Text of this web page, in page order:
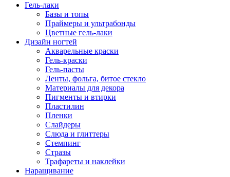
Гель-лаки
Базы и топы
Праймеры и ультрабонды
Цветные гель-лаки
Дизайн ногтей
Акварельные краски
Гель-краски
Гель-пасты
Ленты, фольга, битое стекло
Материалы для декора
Пигменты и втирки
Пластилин
Пленки
Слайдеры
Слюда и глиттеры
Стемпинг
Стразы
Трафареты и наклейки
Наращивание